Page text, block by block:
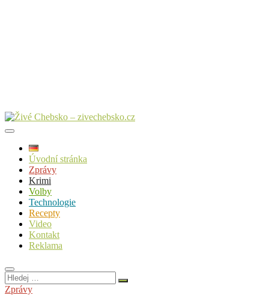
Úvodní stránka
Zprávy
Krimi
Volby
Technologie
Recepty
Video
Kontakt
Reklama
Hledej
…
Zprávy